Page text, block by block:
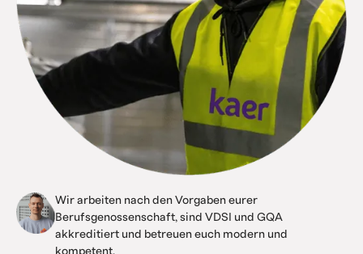
Wir arbeiten nach den Vorgaben eurer
Berufsgenossenschaft, sind VDSI und GQA
akkreditiert und betreuen euch modern und
kompetent.